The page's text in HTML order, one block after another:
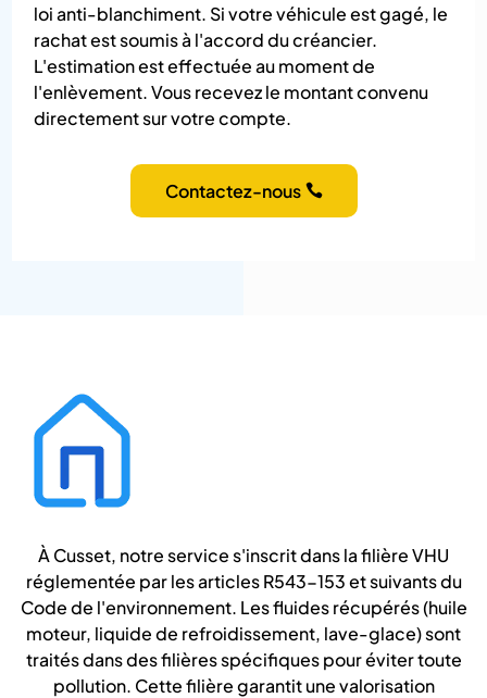
loi anti-blanchiment. Si votre véhicule est gagé, le
rachat est soumis à l'accord du créancier.
L'estimation est effectuée au moment de
l'enlèvement. Vous recevez le montant convenu
directement sur votre compte.
Contactez-nous
À Cusset, notre service s'inscrit dans la filière VHU
réglementée par les articles R543-153 et suivants du
Code de l'environnement. Les fluides récupérés (huile
moteur, liquide de refroidissement, lave-glace) sont
traités dans des filières spécifiques pour éviter toute
pollution. Cette filière garantit une valorisation